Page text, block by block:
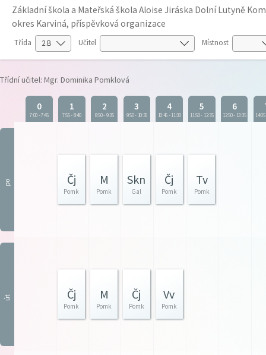
Základní škola a Mateřská škola Aloise Jiráska Dolní Lutyně
okres Karviná, příspěvková organizace
Třída Učitel Místnost
Třídní učitel: Mgr. Dominika Pomklová
0
7:00-7:45
1
7:55-8:40
2
8:50-9:35
3
9:50- 10:35
4
10:45-11:30
5
11:50- 12:35
6
12:50- 13:35 14:05
po Čj
Pomk
M
Pomk
Skn
Gal
Čj
Pomk
Tv
Pomk
út Čj
Pomk
M
Pomk
Čj
Pomk
Vv
Pomk